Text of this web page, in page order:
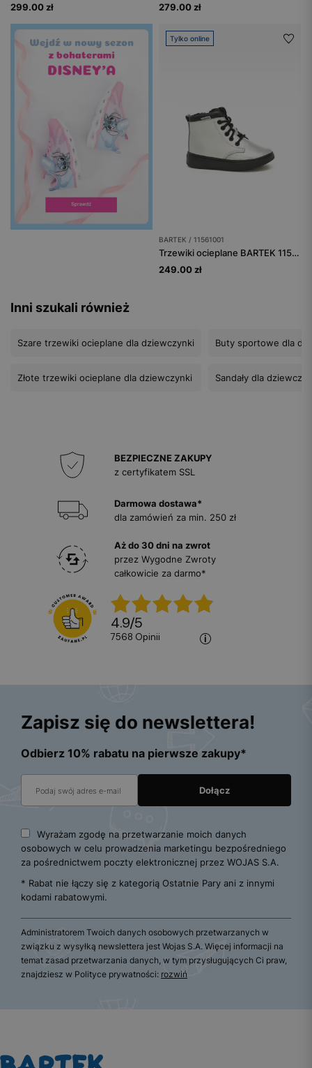
299.00 zł
279.00 zł
Tylko online
BARTEK / 11561001
Trzewiki ocieplane BARTEK 11561001, dla dziewcząt, srebrny
249.00 zł
Inni szukali również
Szare trzewiki ocieplane dla dziewczynki
Złote trzewiki ocieplane dla dziewczynki
Buty sportowe dla
Sandały dla
BEZPIECZNE ZAKUPY
z certyfikatem SSL
Darmowa dostawa*
dla zamówień za min. 250 zł
Aż do 30 dni na zwrot
przez Wygodne Zwroty
całkowicie za darmo*
4.9/5
7568 opinii
Zapisz się do newslettera!
Odbierz 10% rabatu na pierwsze zakupy*
Wyrażam zgodę na przetwarzanie moich danych
osobowych w celu prowadzenia marketingu bezpośredniego
za pośrednictwem poczty elektronicznej przez WOJAS S.A.
* Rabat nie łączy się z kategorią Ostatnie Pary ani z innymi
kodami rabatowymi.
Administratorem Twoich danych osobowych przetwarzanych w
związku z wysyłką newslettera jest Wojas S.A. Więcej informacji na
temat zasad przetwarzania danych, w tym przysługujących Ci praw,
znajdziesz w Polityce prywatności: rozwiń